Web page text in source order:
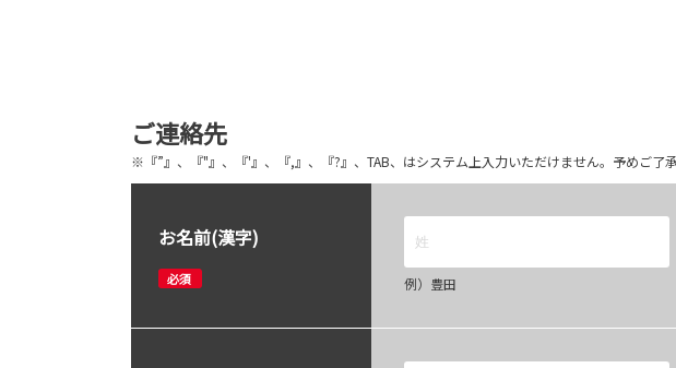
ご連絡先
※『”』、『"』、『'』、『,』、『?』、TAB、はシステム上入力いただけません。予めご了承
お名前(漢字)
必須 例）豊田